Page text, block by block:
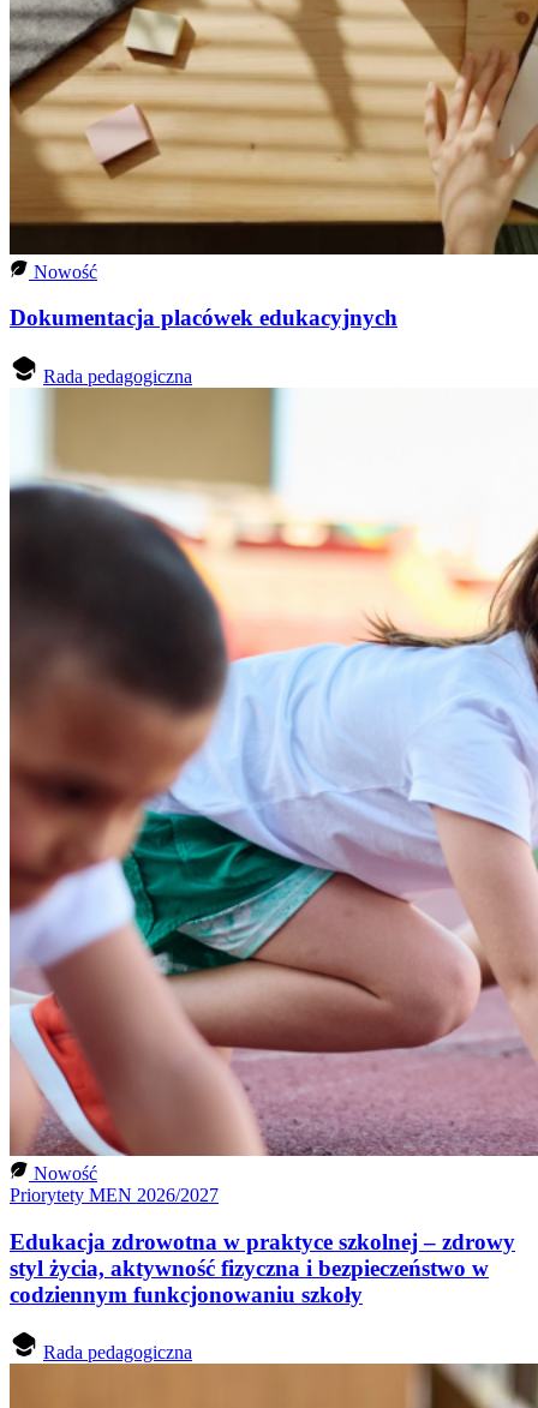
Nowość
Dokumentacja placówek edukacyjnych
Rada pedagogiczna
Nowość
Priorytety MEN 2026/2027
Edukacja zdrowotna w praktyce szkolnej – zdrowy
styl życia, aktywność fizyczna i bezpieczeństwo w
codziennym funkcjonowaniu szkoły
Rada pedagogiczna